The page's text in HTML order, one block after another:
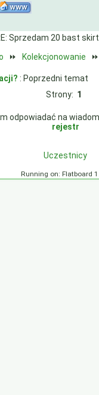
Sprzedam 20 bast
⏩ Kolekcjonowanie
: Poprzedni temat
Strony: 1
odpowiadać na
rejestr
Uczestnicy
Running on: Flatboard